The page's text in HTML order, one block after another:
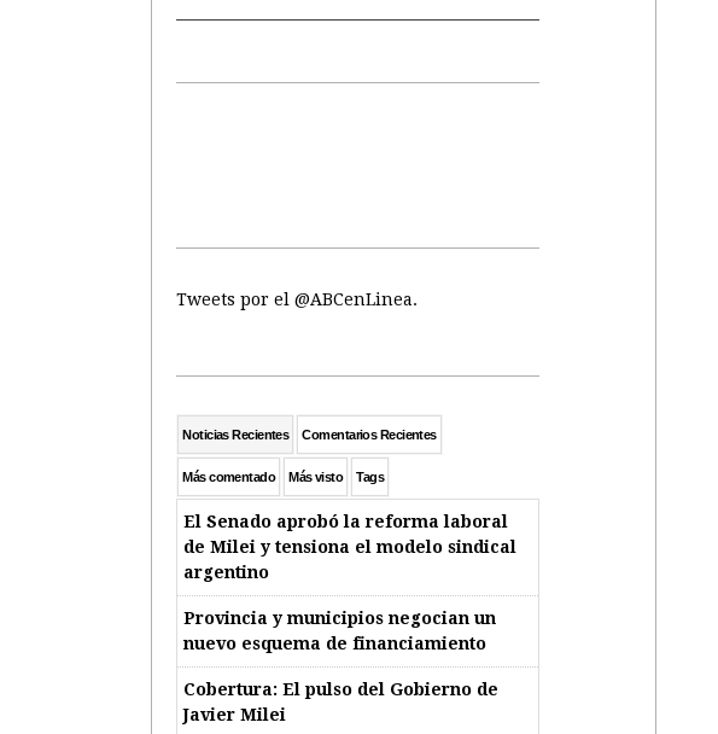
Tweets por el @ABCenLinea.
Noticias Recientes Comentarios Recientes
Más comentado Más visto Tags
El Senado aprobó la reforma laboral
de Milei y tensiona el modelo sindical
argentino
Provincia y municipios negocian un
nuevo esquema de financiamiento
Cobertura: El pulso del Gobierno de
Javier Milei